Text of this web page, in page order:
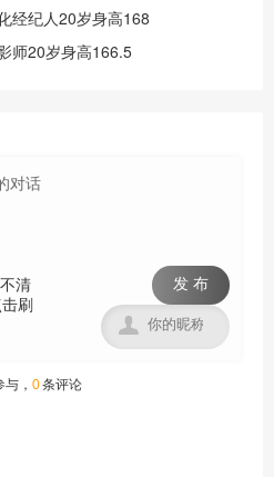
经纪人20岁身高168
师20岁身高166.5
发 布

与， 0条评论